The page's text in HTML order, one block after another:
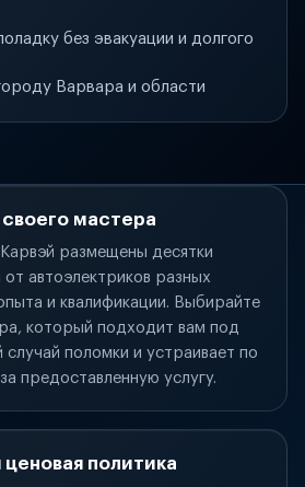
без эвакуации и долгого
Варвара и области
мастера
Карвэй размещены десятки
от автоэлектриков разных
и квалификации. Выбирайте
который подходит вам под
случай поломки и устраивает по
предоставленную услугу.
ценовая политика